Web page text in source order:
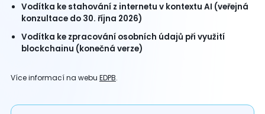
Vodítka ke stahování z internetu v kontextu AI (veřejná
konzultace do 30. října 2026)
Vodítka ke zpracování osobních údajů při využití
blockchainu (konečná verze)
Více informací na webu EDPB.